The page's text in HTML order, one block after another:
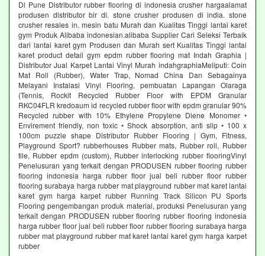
Di Pune Distributor rubber flooring di indonesia crusher hargaalamat
produsen distributor bir di. stone crusher produsen di india. stone
crusher resales in. mesin batu Murah dan Kualitas Tinggi lantai karet
gym Produk Alibaba indonesian.alibaba Supplier Cari Seleksi Terbaik
dari lantai karet gym Produsen dan Murah sert Kualitas Tinggi lantai
karet product detail gym epdm rubber flooring mat Indah Graphia |
Distributor Jual Karpet Lantai Vinyl Murah indahgraphiaMeliputi: Coin
Mat Roll (Rubber), Water Trap, Nomad China Dan Sebagainya
Melayani Instalasi Vinyl Flooring, pembuatan Lapangan Olaraga
(Tennis, Rockit Recycled Rubber Floor with EPDM Granular
RKC04FLR kredoaum id recycled rubber floor with epdm granular 90%
Recycled rubber with 10% Ethylene Propylene Diene Monomer •
Envirement friendly, non toxic • Shock absorption, anti slip • 100 x
100cm puzzle shape Distributor Rubber Flooring | Gym, Fitness,
Playground Sport? rubberhouses Rubber mats, Rubber roll, Rubber
tile, Rubber epdm (custom), Rubber interlocking rubber flooringVinyl
Penelusuran yang terkait dengan PRODUSEN rubber flooring rubber
flooring indonesia harga rubber floor jual beli rubber floor rubber
flooring surabaya harga rubber mat playground rubber mat karet lantai
karet gym harga karpet rubber Running Track Silicon PU Sports
Flooring pengembangan produk material, produksi Penelusuran yang
terkait dengan PRODUSEN rubber flooring rubber flooring indonesia
harga rubber floor jual beli rubber floor rubber flooring surabaya harga
rubber mat playground rubber mat karet lantai karet gym harga karpet
rubber